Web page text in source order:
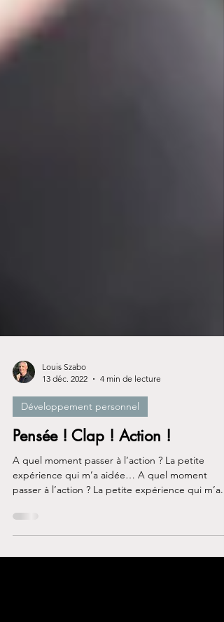
Louis Szabo
13 déc. 2022
4 min de lecture
Développement personnel
Pensée ! Clap ! Action !
A quel moment passer à l’action ? La petite
passer à l’action ? La petite expérience qui m’a...